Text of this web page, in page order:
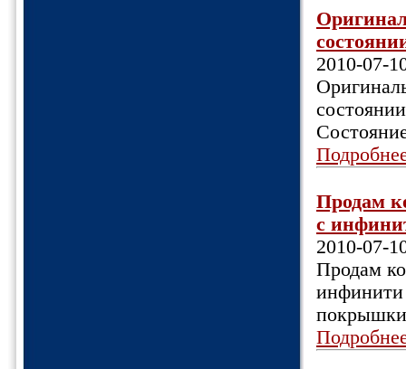
2010-07-
Продам
с
2010-07-
Продам
инфинити
покрышки